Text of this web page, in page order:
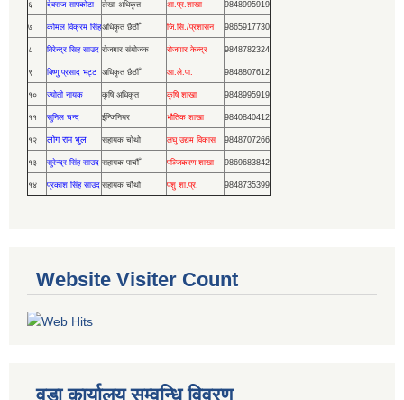
६ देवराज सापकोटा लेखा अधिकृत आ.प्र.शाखा 9848995919
७ कोमल विक्रम सिंहअधिकृत छैठौँ जि.सि./प्रशासन 9865917730
८ विरेन्द्र सिह साउद रोजगार संयोजक रोजगार केन्द्र 9848782324
९ बिष्णु प्रसाद भट्ट अधिकृत छैठौँ आ.ले.पा. 9848807612
१० ज्योती नायक कृषि अधिकृत कृषि शाखा 9848995919
११ सुनिल चन्द ईन्जिनियर भौतिक शाखा 9840840412
१२ लोग राम भुल सहायक चोथो लघु उद्यम विकास 9848707266
१३ सुरेन्द्र सिंह साउद सहायक पाचौँ पञ्जिकरण शाखा 9869683842
१४ प्रकाश सिंह साउद सहायक चौथो पशु शा.प्र. 9848735399
Website Visiter Count
वडा कार्यालय सम्वन्धि विवरण